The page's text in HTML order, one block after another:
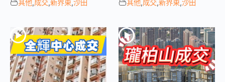
其他 成交 新界東 沙田
其他 成交 新界東 沙田